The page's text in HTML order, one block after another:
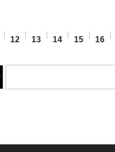
12 13 14 15 16